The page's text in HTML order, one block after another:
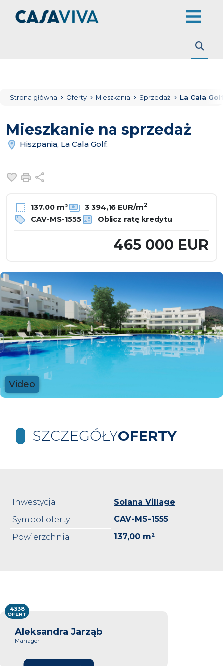
Strona główna Oferty Mieszkania Sprzedaż La Cala
Mieszkanie na sprzedaż
Hiszpania, La Cala Golf.
Dodaj do ulubionych
Drukuj
137.00 m² 3 394,16 EUR/m2
CAV-MS-1555 Oblicz ratę kredytu
465 000 EUR
Video
SZCZEGÓŁYOFERTY
Inwestycja
Solana Village
Symbol oferty
CAV-MS-1555
Powierzchnia
137,00 m²
Aleksandra Jarząb
Manager
4338
OFERT